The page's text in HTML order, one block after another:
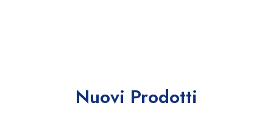
Nuovi Prodotti